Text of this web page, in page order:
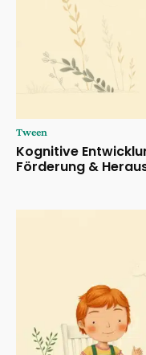
Tween
Kognitive
Förderung &